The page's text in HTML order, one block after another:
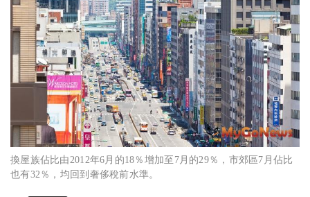
換屋族佔比由2012年6月的18％增加至7月的29％，市郊區7月佔比
也有32％，均回到奢侈稅前水準。